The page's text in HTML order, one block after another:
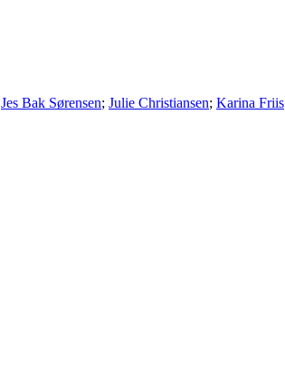
Jes Bak Sørensen; Julie Christiansen; Karina Friis